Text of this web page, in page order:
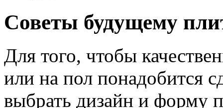
Советы будущему
Для того, чтобы
или на пол понадобится
выбрать дизайн и форму